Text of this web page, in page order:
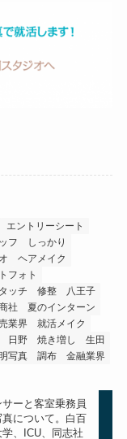
エントリーシート
フ
しっかり
ヘアメイク
フォト
ッチ 修整
八王子
社
夏のインターン
業界
就活メイク
日野 焼き増し
生田
写真 調布 金融業界
ーと客室乗務員
について。白百
、ICU、同志社